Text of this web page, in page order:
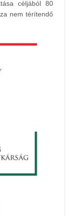
céljából 80
nem térítendő